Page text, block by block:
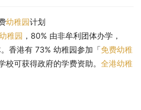
幼稚园计划
稚园 ，80% 由非牟利团体办学，
香港有 73% 幼稚园参加「免费幼稚
校可获得政府的学费资助。 全港幼稚